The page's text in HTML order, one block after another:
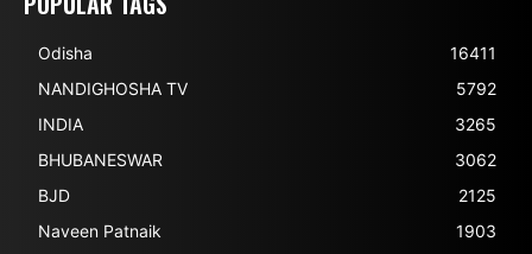
Odisha
16411
NANDIGHOSHA TV
5792
INDIA
3265
BHUBANESWAR
3062
BJD
2125
Naveen Patnaik
1903